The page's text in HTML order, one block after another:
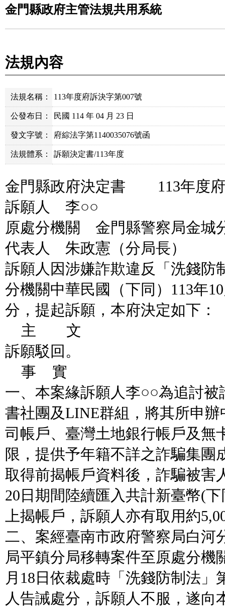
金門縣政府主管法規共用系統
法規內容
法規名稱： 113年度府訴決字第007號
公發布日： 民國 114 年 04 月 23 日
發文字號： 府綜法字第1140035076號函
法規體系： 訴願決定書/113年度
金門縣政府決定書 113年度府
訴願人 李○○
原處分機關 金門縣警察局金城
代表人 朱政憲（分局長）
訴願人因涉嫌詐欺違反「洗錢防
分機關中華民國（下同）113年
分，提起訴願，本府決定如下：
主 文
訴願駁回。
事 實
一、本案緣訴願人李○○為追討被
書社團及LINE群組，將其所申
司帳戶、臺灣土地銀行帳戶及無
限，提供予年籍不詳之詐騙集團
取得前揭帳戶資料後，詐騙被害
20日期間陸續匯入共計新臺幣(
上揭帳戶，訴願人亦有取用約
二、案經臺南市政府警察局白河
局平鎮分局移轉案件至原處分機
月18日依裁處時「洗錢防制法」
人告誡處分，訴願人不服，遂向